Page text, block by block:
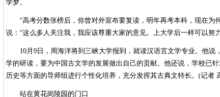
学梦。
“高考分数张榜后，你曾对外宣布要复读，明年再考本科，现在为
说：“这么多人关注我，我应该尊重大家的意见。上大学后一样可以努
10月9日，周海洋将到三峡大学报到，就读汉语言文学专业。他说
学的研读，要为中国古文学的发展做出自己的贡献。他还说，学校已
历史等方面的导师组进行个性化培养，充分发挥其古典文特长。(记者
站在黄花岗陵园的门口